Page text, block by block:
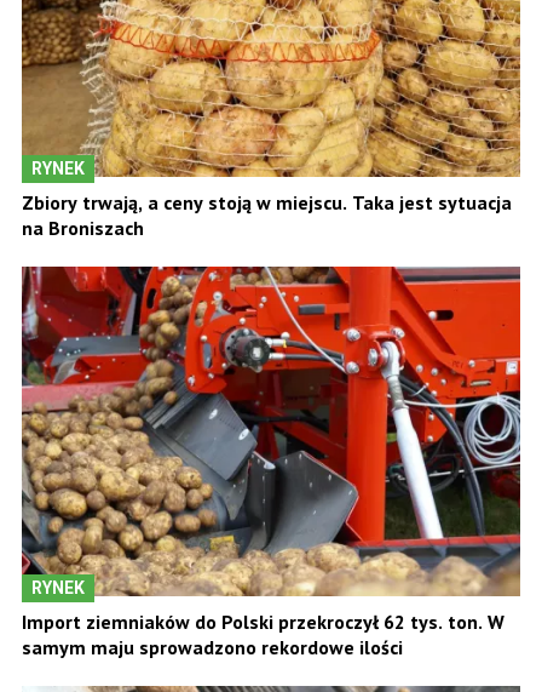
RYNEK
Zbiory trwają, a ceny stoją w miejscu. Taka jest sytuacja
na Broniszach
RYNEK
Import ziemniaków do Polski przekroczył 62 tys. ton. W
samym maju sprowadzono rekordowe ilości